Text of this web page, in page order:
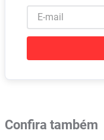
Confira também